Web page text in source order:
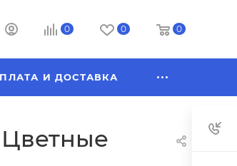
0 0 0
И ДОСТАВКА